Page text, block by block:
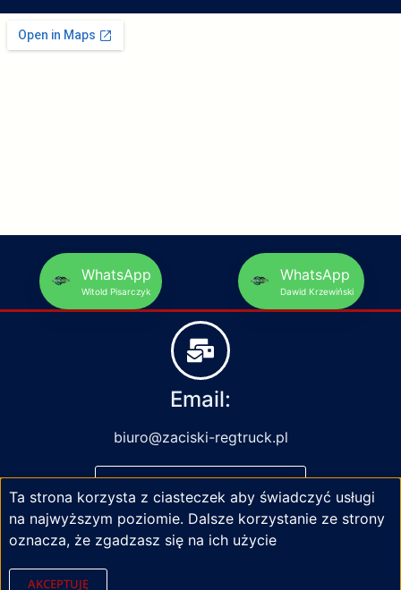
WhatsApp
Witold Pisarczyk
WhatsApp
Dawid Krzewiński
Email:
biuro@zaciski-regtruck.pl
NAPISZ DO NAS
Ta strona korzysta z ciasteczek aby świadczyć usługi
na najwyższym poziomie. Dalsze korzystanie ze strony
oznacza, że zgadzasz się na ich użycie
AKCEPTUJĘ